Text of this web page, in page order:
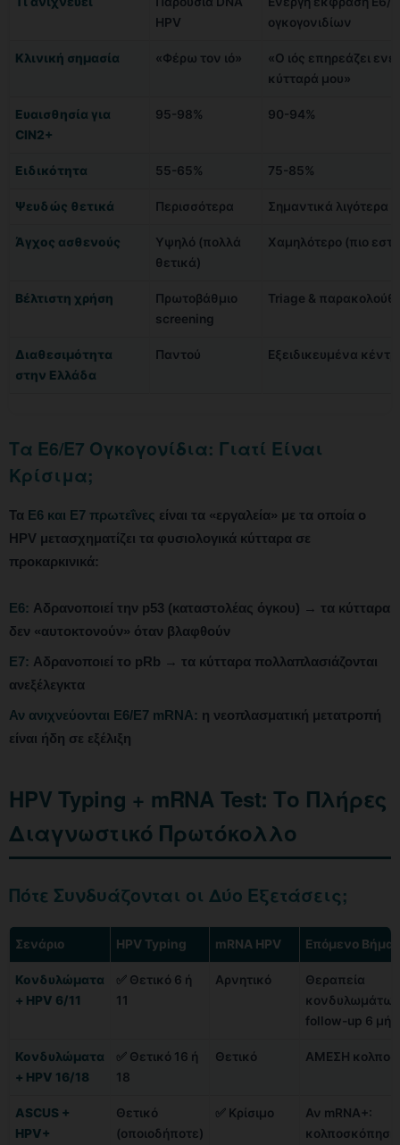
HPV
ογκογονιδίων
Κλινική σημασία «Φέρω τον ιό»
«Ο ιός επηρεάζει
κύτταρά μου»
Ευαισθησία για
CIN2+
95-98% 90-94%
Ειδικότητα 55-65% 75-85%
Ψευδώς θετικά Περισσότερα Σημαντικά λιγότερα
Άγχος ασθενούς
Υψηλό (πολλά
θετικά)
Χαμηλότερο (πιο
Βέλτιστη χρήση
Πρωτοβάθμιο
screening
Triage &
Διαθεσιμότητα
στην Ελλάδα
Παντού Εξειδικευμένα
Τα E6/E7 Ογκογονίδια: Γιατί Είναι
Κρίσιμα;
Τα E6 και E7 πρωτεΐνες είναι τα «εργαλεία» με τα οποία ο
HPV μετασχηματίζει τα φυσιολογικά κύτταρα σε
προκαρκινικά:
E6: Αδρανοποιεί την p53 (καταστολέας όγκου) → τα κύτταρα
δεν «αυτοκτονούν» όταν βλαφθούν
E7: Αδρανοποιεί το pRb → τα κύτταρα πολλαπλασιάζονται
ανεξέλεγκτα
Αν ανιχνεύονται E6/E7 mRNA: η νεοπλασματική μετατροπή
είναι ήδη σε εξέλιξη
HPV Typing + mRNA Test: Το Πλήρες
Διαγνωστικό Πρωτόκολλο
Πότε Συνδυάζονται οι Δύο Εξετάσεις;
Σενάριο HPV Typing mRNA HPV Επόμενο Βήμα
Κονδυλώματα
+ HPV 6/11
✅ Θετικό 6 ή
11
Αρνητικό
Θεραπεία
follow-up 6
Κονδυλώματα
+ HPV 16/18
✅ Θετικό 16 ή
18
Θετικό ΑΜΕΣΗ
ASCUS +
HPV+
Θετικό
(οποιοδήποτε)
✅ Κρίσιμο
Αν mRNA+: